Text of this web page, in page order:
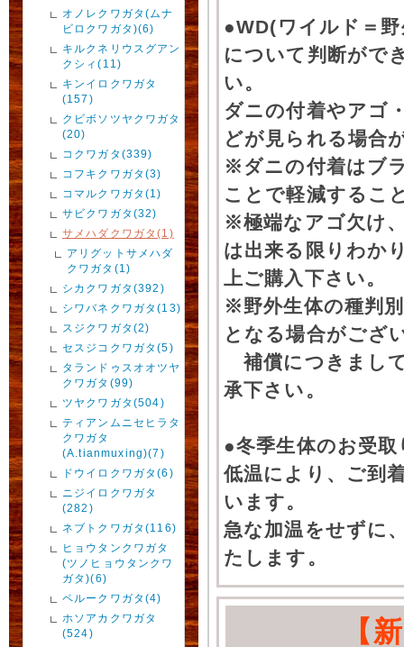
オノレクワガタ(ムナ
ビロクワガタ)(6)
キルクネリウスグアン
クシィ(11)
キンイロクワガタ
(157)
クビボソツヤクワガタ
(20)
コクワガタ(339)
コフキクワガタ(3)
コマルクワガタ(1)
サビクワガタ(32)
サメハダクワガタ(1)
アリグットサメハダ
クワガタ(1)
シカクワガタ(392)
シワバネクワガタ(13)
スジクワガタ(2)
セスジコクワガタ(5)
タランドゥスオオツヤ
クワガタ(99)
ツヤクワガタ(504)
ティアンムニセヒラタ
クワガタ
(A.tianmuxing)(7)
ドウイロクワガタ(6)
ニジイロクワガタ
(282)
ネブトクワガタ(116)
ヒョウタンクワガタ
(ツノヒョウタンクワ
ガタ)(6)
ペルークワガタ(4)
ホソアカクワガタ
(524)
●WD(ワイルド＝
について判断がで
い。
ダニの付着やアゴ
どが見られる場合
※ダニの付着はブ
ことで軽減するこ
※極端なアゴ欠け
は出来る限りわか
上ご購入下さい。
※野外生体の種判
となる場合がござ
補償につきまし
承下さい。
●冬季生体のお受
低温により、ご到
います。
急な加温をせずに
たします。
【